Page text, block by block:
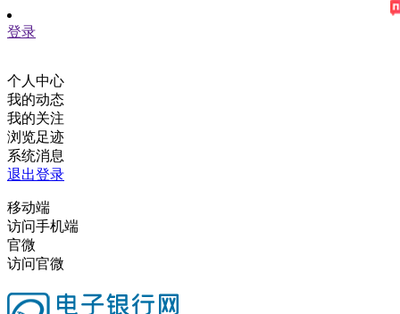
登录
个人中心
我的动态
我的关注
浏览足迹
系统消息
退出登录
移动端
访问手机端
官微
访问官微